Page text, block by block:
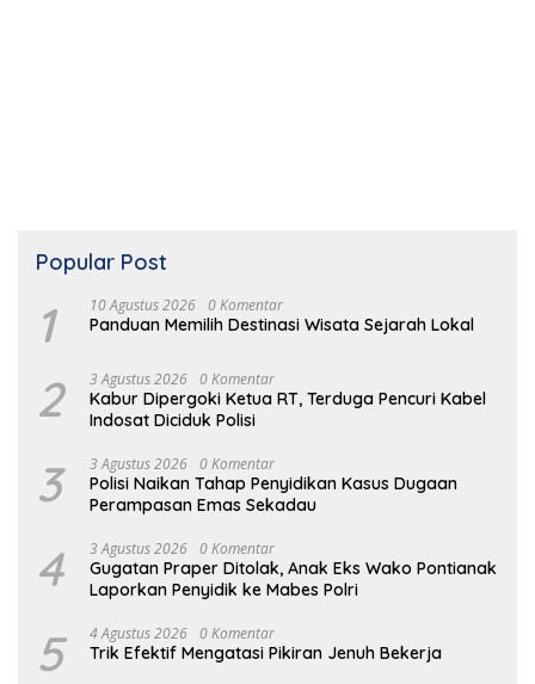
Popular Post
1 10 Agustus 2026 0 Komentar
Panduan Memilih Destinasi Wisata Sejarah Lokal
2 3 Agustus 2026 0 Komentar
Kabur Dipergoki Ketua RT, Terduga Pencuri Kabel
Indosat Diciduk Polisi
3 3 Agustus 2026 0 Komentar
Polisi Naikan Tahap Penyidikan Kasus Dugaan
Perampasan Emas Sekadau
4 3 Agustus 2026 0 Komentar
Gugatan Praper Ditolak, Anak Eks Wako Pontianak
Laporkan Penyidik ke Mabes Polri
5 4 Agustus 2026 0 Komentar
Trik Efektif Mengatasi Pikiran Jenuh Bekerja